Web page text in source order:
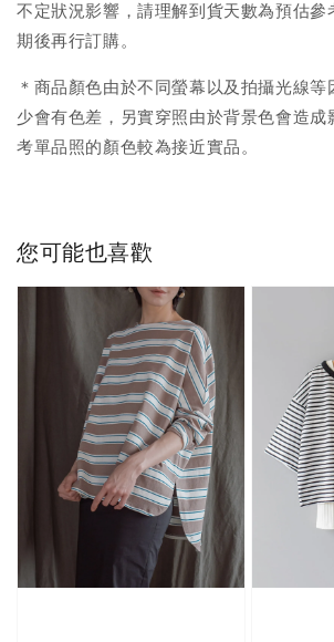
不定狀況影響，請理解到貨天數為預估參
期後再行訂購。
＊商品顏色由於不同螢幕以及拍攝光線等
少會有色差，另實穿照由於背景色會造成
考單品照的顏色較為接近實品。
您可能也喜歡